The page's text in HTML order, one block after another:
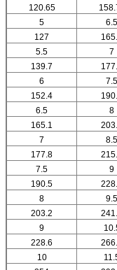
120.65
5
6.5
127
5.5
7
139.7
6
7.5
152.4
6.5
8
165.1
7
8.5
177.8
7.5
9
190.5
8
9.5
203.2
9
228.6
10